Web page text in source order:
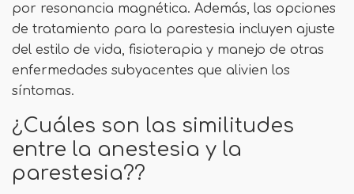
por resonancia magnética. Además, las opciones
de tratamiento para la parestesia incluyen ajuste
del estilo de vida, fisioterapia y manejo de otras
enfermedades subyacentes que alivien los
síntomas.
¿Cuáles son las similitudes
entre la anestesia y la
parestesia??